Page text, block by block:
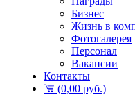
Бизнес
Жизнь в
Фотогалерея
Персонал
Вакансии
Контакты
(0,00 руб.)